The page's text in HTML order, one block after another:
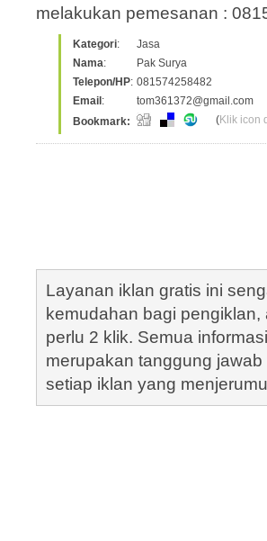
melakukan pemesanan :
Kategori:
Jasa
Nama:
Pak Surya
Telepon/HP: 081574258482
Email :
tom361372@gmail.com
Bookmark:
(Klik icon
Layanan iklan gratis ini
kemudahan bagi
perlu 2 klik. Semua
merupakan tanggung
setiap iklan yang